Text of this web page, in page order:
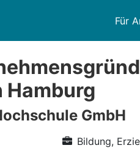
Für
GmbH
Bildung,